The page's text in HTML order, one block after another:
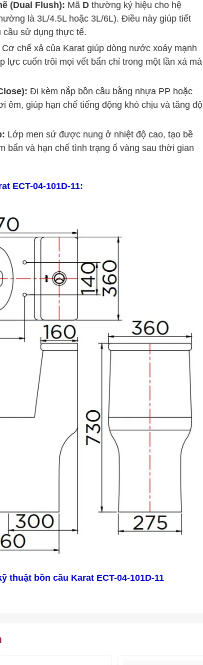
(Dual Flush): Mã D thường ký hiệu cho hệ
là 3L/4.5L hoặc 3L/6L). Điều này giúp tiết
cầu sử dụng thực tế.
Cơ chế xả của Karat giúp dòng nước xoáy mạnh
lực cuốn trôi mọi vết bẩn chỉ trong một lần xả mà
Đi kèm nắp bồn cầu bằng nhựa PP hoặc
êm, giúp hạn chế tiếng động khó chịu và tăng độ
Lớp men sứ được nung ở nhiệt độ cao, tạo bề
bẩn và hạn chế tình trạng ố vàng sau thời gian
ECT-04-101D-11:
thuật bồn cầu Karat ECT-04-101D-11